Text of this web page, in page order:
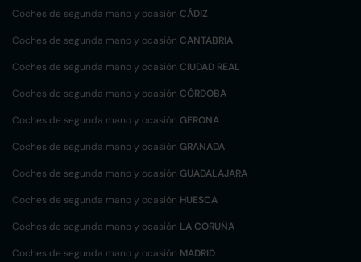
Coches de segunda mano y ocasión CÁDIZ
Coches de segunda mano y ocasión CANTABRIA
Coches de segunda mano y ocasión CIUDAD REAL
Coches de segunda mano y ocasión CÓRDOBA
Coches de segunda mano y ocasión GERONA
Coches de segunda mano y ocasión GRANADA
Coches de segunda mano y ocasión GUADALAJARA
Coches de segunda mano y ocasión HUESCA
Coches de segunda mano y ocasión LA CORUÑA
Coches de segunda mano y ocasión MADRID